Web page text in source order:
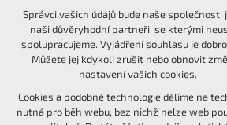
návštěvnosti
marketingová cookies (Google,
Facebook)
Více informací o cookies na našem
PŘIJMOUT VŠECHNY COOKIES
Správci vašich údajů bude naše společnost,
naši důvěryhodní partneři, se kterými
spolupracujeme. Vyjádření souhlasu je
Můžete jej kdykoli zrušit nebo obnovit
nastavení vašich cookies.
Cookies a podobné technologie dělíme na
nutná pro běh webu, bez nichž nelze web